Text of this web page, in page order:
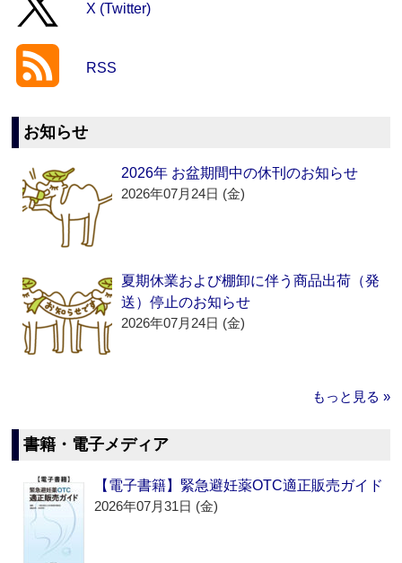
X (Twitter)
RSS
お知らせ
2026年 お盆期間中の休刊のお知らせ
2026年07月24日 (金)
夏期休業および棚卸に伴う商品出荷（発
送）停止のお知らせ
2026年07月24日 (金)
もっと見る »
書籍・電子メディア
【電子書籍】緊急避妊薬OTC適正販売ガイド
2026年07月31日 (金)